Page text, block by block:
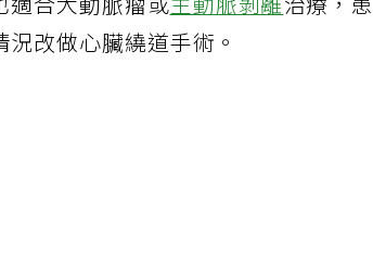
適合大動脈瘤或主動脈剝離治療，患
改做心臟繞道手術。